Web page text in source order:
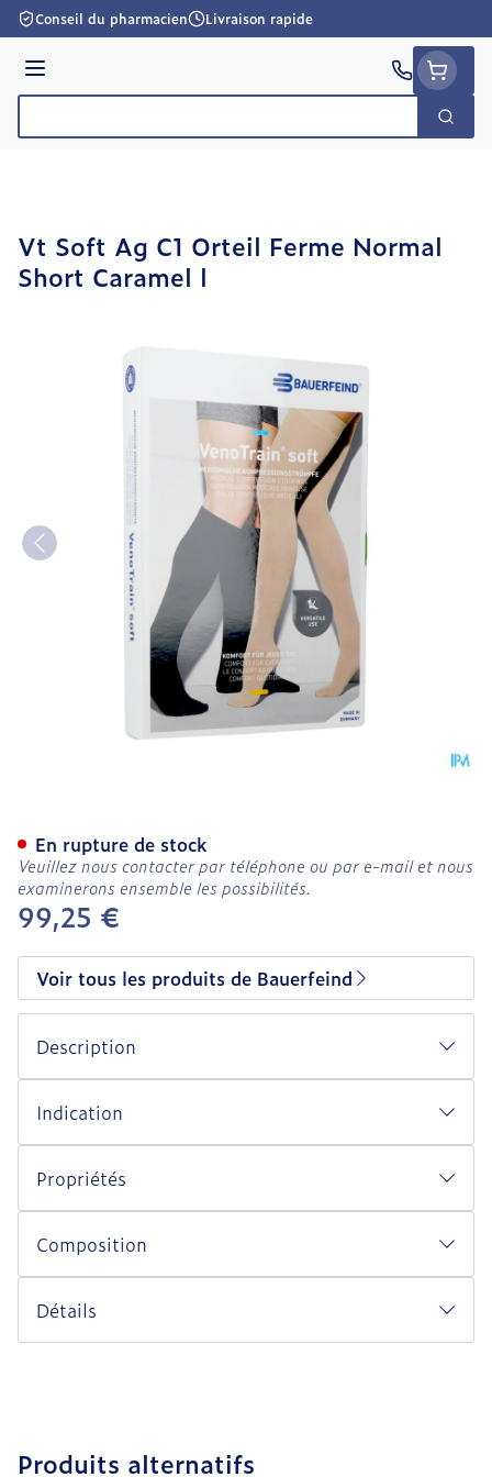
Aller au contenu
Conseil du pharmacien Livraison rapide
Menu
Vt Soft Ag C1 Orteil Ferme Normal
Short Caramel l
99,25 €
En rupture de stock
Veuillez nous contacter par téléphone ou par e-mail et nous
examinerons ensemble les possibilités.
Voir tous les produits de Bauerfeind
Description
Indication
Propriétés
Composition
Détails
Produits alternatifs